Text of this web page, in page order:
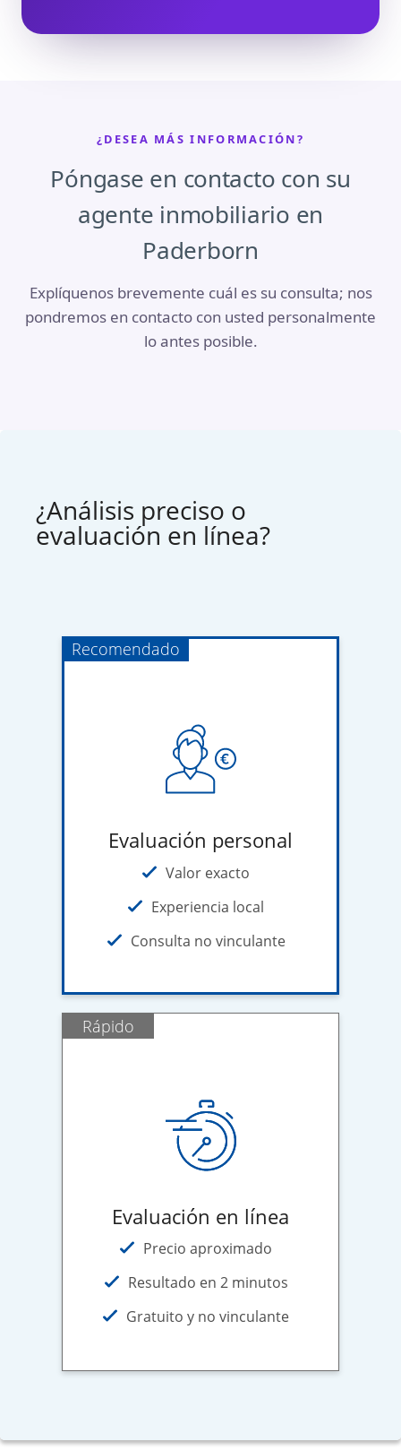
¿DESEA MÁS INFORMACIÓN?
Póngase en contacto con su
agente inmobiliario en
Paderborn
Explíquenos brevemente cuál es su consulta; nos
pondremos en contacto con usted personalmente
lo antes posible.
¿Análisis preciso o
evaluación en línea?
Recomendado
Evaluación personal
Valor exacto
Experiencia local
Consulta no vinculante
Rápido
Evaluación en línea
Precio aproximado
Resultado en 2 minutos
Gratuito y no vinculante